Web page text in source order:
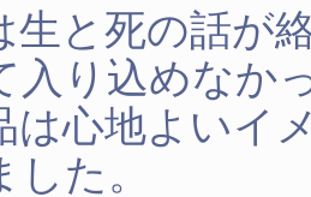
生と死の話が
入り込めなか
は心地よいイ
た。